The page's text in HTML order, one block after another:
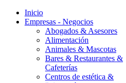
Inicio
Empresas - Negocios
Abogados & Asesores
Alimentación
Animales & Mascotas
Bares & Restaurantes &
Cafeterías
Centros de estética &